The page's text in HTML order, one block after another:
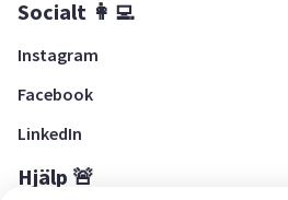
Socialt 👩‍💻
Instagram
Facebook
LinkedIn
Hjälp 🚨